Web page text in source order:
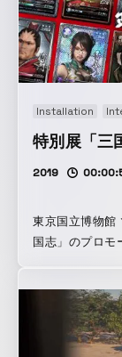
ッチングしてご使用ください
https://
ZQ88_VkuzKvFTZ5a?dl=0 ※必須
イトをご参照く
だけます。
Installation
特別展「三
2019
東京国立博物館
国志」のプロモ
「三國志」「
成され、新たな
するコンテン